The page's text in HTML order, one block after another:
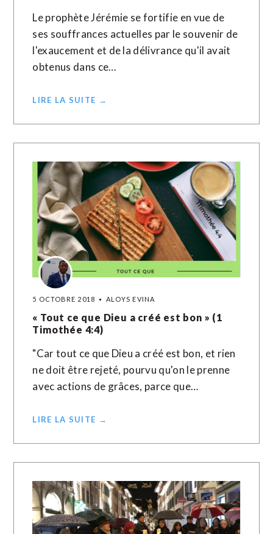
Le prophète Jérémie se fortifie en vue de
ses souffrances actuelles par le souvenir de
l'exaucement et de la délivrance qu'il avait
obtenus dans ce…
LIRE LA SUITE →
5 OCTOBRE 2018 ALOYS EVINA
« Tout ce que Dieu a créé est bon » (1
Timothée 4:4)
"Car tout ce que Dieu a créé est bon, et rien
ne doit être rejeté, pourvu qu'on le prenne
avec actions de grâces, parce que…
LIRE LA SUITE →